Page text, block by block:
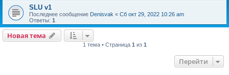
SLU v1
Последнее сообщение Denisvak « Сб окт 29, 2022 10:26 am
Ответы: 1
Новая тема
1 тема • Страница 1 из 1
Перейти